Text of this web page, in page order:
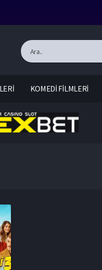
KOMEDİ FİLMLERİ